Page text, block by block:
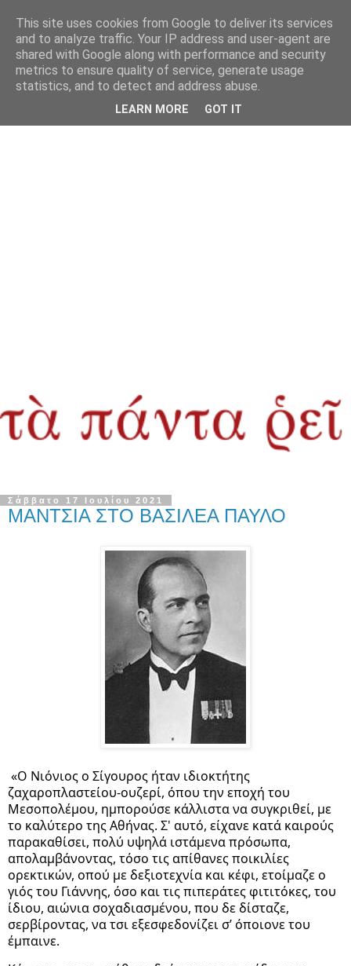
Σάββατο 17 Ιουλίου 2021
ΜΑΝΤΣΙΑ ΣΤΟ ΒΑΣΙΛΕΑ ΠΑΥΛΟ
«Ο Νιόνιος ο Σίγουρος ήταν ιδιοκτήτης
ζαχαροπλαστείου-ουζερί, όπου την εποχή του
Μεσοπολέμου, ημπορούσε κάλλιστα να συγκριθεί, με
το καλύτερο της Αθήνας. Σ' αυτό, είχανε κατά καιρούς
παρακαθίσει, πολύ υψηλά ιστάμενα πρόσωπα,
απολαμβάνοντας, τόσο τις απίθανες ποικιλίες
ορεκτικών, οπού με δεξιοτεχνία και κέφι, ετοίμαζε ο
γιός του Γιάννης, όσο και τις πιπεράτες φιτιτόκες, του
ίδιου, αιώνια σοχαδιασμένου, που δε δίσταζε,
σερβίροντας, να τσι εξεσφεδονίζει σ’ όποιονε του
έμπαινε.
This site uses cookies from Google to deliver its services
and to analyze traffic. Your IP address and user-agent are
shared with Google along with performance and security
metrics to ensure quality of service, generate usage
statistics, and to detect and address abuse.
LEARN MORE GOT IT